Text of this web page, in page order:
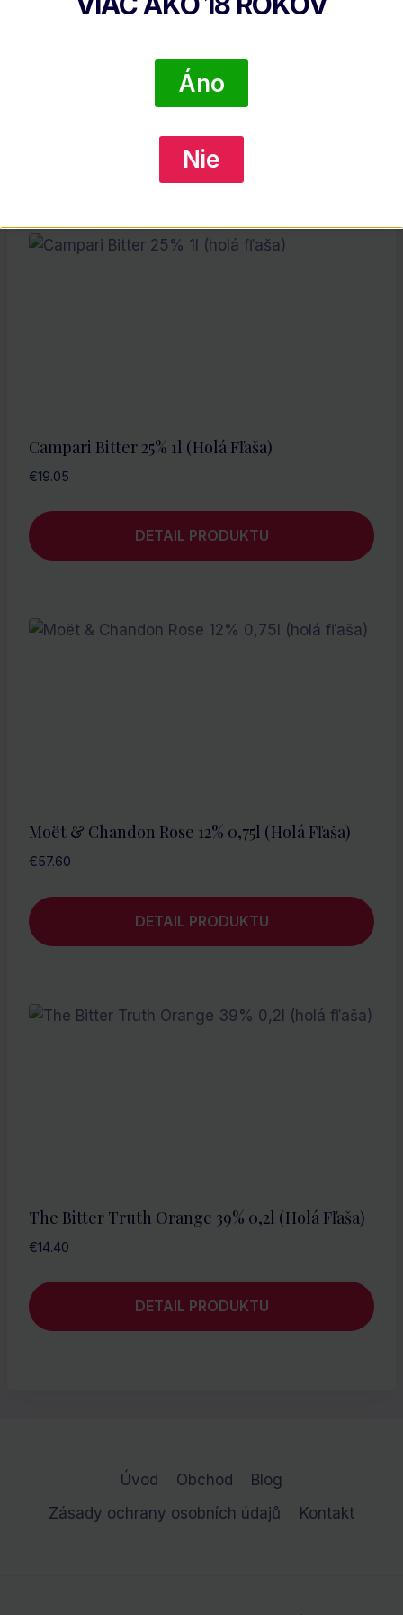
Campari Bitter 25% 1l (holá Fľaša)
€19.05
DETAIL PRODUKTU
Moët & Chandon Rose 12% 0,75l (holá Fľaša)
€57.60
DETAIL PRODUKTU
The Bitter Truth Orange 39% 0,2l (holá Fľaša)
€14.40
DETAIL PRODUKTU
Úvod Obchod
Blog
Zásady ochrany osobních údajů
Kontakt
Áno
Nie